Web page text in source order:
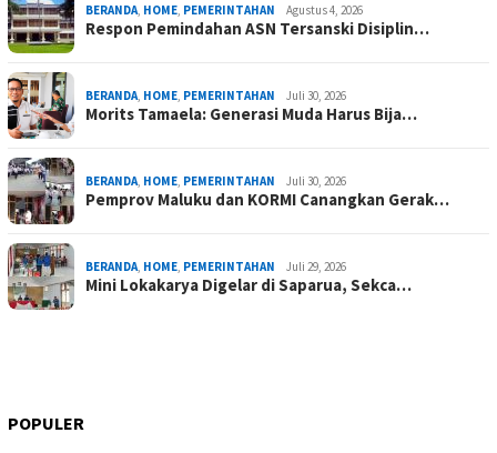
BERANDA HOME PEMERINTAHAN Agustus 4, 2026
Respon Pemindahan ASN Tersanski Disiplin…
BERANDA HOME PEMERINTAHAN Juli 30, 2026
Morits Tamaela: Generasi Muda Harus Bija…
BERANDA HOME PEMERINTAHAN Juli 30, 2026
Pemprov Maluku dan KORMI Canangkan Gerak…
BERANDA HOME PEMERINTAHAN Juli 29, 2026
Mini Lokakarya Digelar di Saparua, Sekca…
POPULER